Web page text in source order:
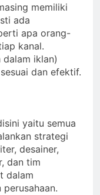
memiliki
ada
apa orang-
kanal.
dalam iklan)
dan efektif.
yaitu semua
strategi
desainer,
dan tim
dalam